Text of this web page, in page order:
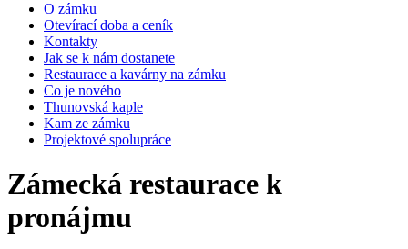
O zámku
Otevírací doba a ceník
Kontakty
Jak se k nám dostanete
Restaurace a kavárny na zámku
Co je nového
Thunovská kaple
Kam ze zámku
Projektové spolupráce
Zámecká restaurace k
pronájmu